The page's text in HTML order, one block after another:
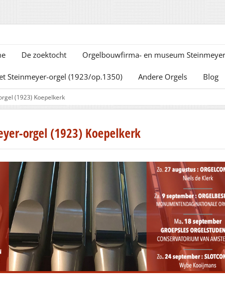
De zoektocht Orgelbouwfirma- en museum Steinmeyer
Steinmeyer-orgel (1923/op.1350) Andere Orgels Blog
(1923) Koepelkerk
orgel (1923) Koepelkerk